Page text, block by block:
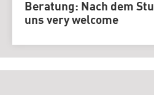
Beratung: Nach dem
uns very welcome